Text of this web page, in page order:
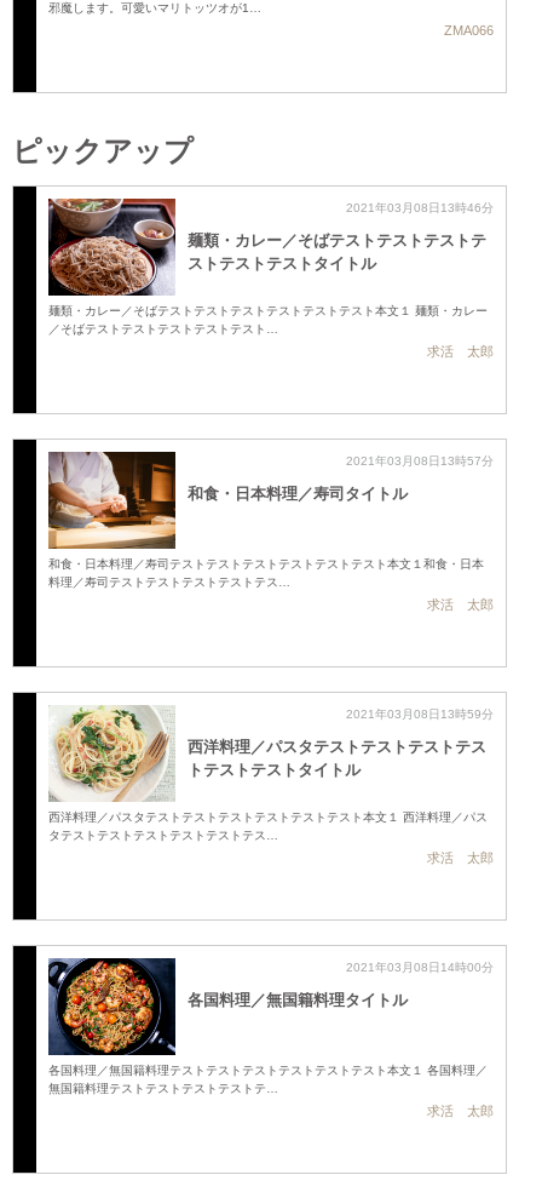
邪魔します。可愛いマリトッツオが1…
ZMA066
ピックアップ
2021年03月08日13時46分
麺類・カレー／そばテストテストテストテ
ストテストテストタイトル
麺類・カレー／そばテストテストテストテストテストテスト本文１ 麺類・カレー
／そばテストテストテストテストテスト…
求活 太郎
2021年03月08日13時57分
和食・日本料理／寿司タイトル
和食・日本料理／寿司テストテストテストテストテストテスト本文１和食・日本
料理／寿司テストテストテストテストテス…
求活 太郎
2021年03月08日13時59分
西洋料理／パスタテストテストテストテス
トテストテストタイトル
西洋料理／パスタテストテストテストテストテストテスト本文１ 西洋料理／パス
タテストテストテストテストテストテス…
求活 太郎
2021年03月08日14時00分
各国料理／無国籍料理タイトル
各国料理／無国籍料理テストテストテストテストテストテスト本文１ 各国料理／
無国籍料理テストテストテストテストテ…
求活 太郎